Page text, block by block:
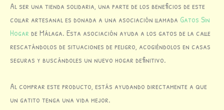
Al ser una tienda solidaria, una parte de los beneficios de este
collar artesanal es donada a una asociación llamada Gatos Sin
Hogar de Málaga. Esta asociación ayuda a los gatos de la calle
rescatándolos de situaciones de peligro, acogiéndolos en casas
seguras y buscándoles un nuevo hogar definitivo.
Al comprar este producto, estás ayudando directamente a que
un gatito tenga una vida mejor.